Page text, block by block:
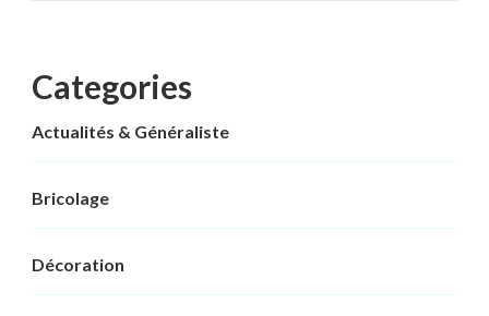
Categories
Actualités & Généraliste
Bricolage
Décoration